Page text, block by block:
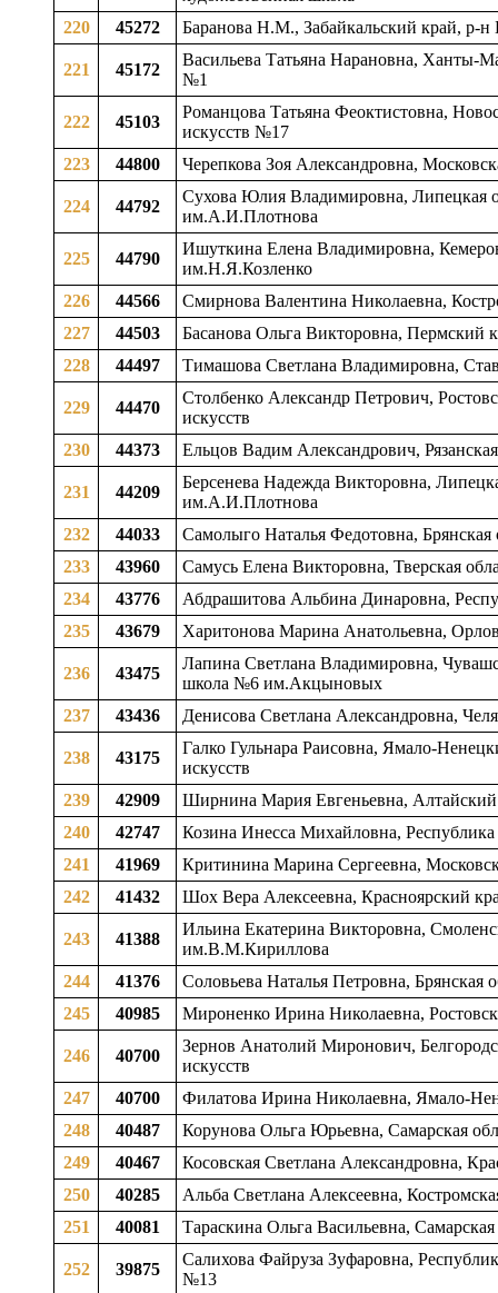
220
45272 Баранова Н.М., Забайкальский край, р-н
221 45172
Васильева Татьяна Нарановна, Ханты-
№1
222 45103
Романцова Татьяна Феоктистовна,
искусств №17
223
44800 Черепкова Зоя Александровна,
224 44792
Сухова Юлия Владимировна, Липецкая
им.А.И.Плотнова
225 44790
Ишуткина Елена Владимировна,
им.Н.Я.Козленко
226
44566
Смирнова Валентина Николаевна,
227
44503
Басанова Ольга Викторовна, Пермский
228
44497 Тимашова Светлана Владимировна,
229 44470
Столбенко Александр Петрович,
искусств
230
44373 Ельцов Вадим Александрович,
231 44209
Берсенева Надежда Викторовна,
им.А.И.Плотнова
232
44033
Самолыго Наталья Федотовна,
233
43960
Самусь Елена Викторовна, Тверская
234
43776
Абдрашитова Альбина Динаровна,
235
43679 Харитонова Марина Анатольевна,
236 43475
Лапина Светлана Владимировна,
школа №6 им.Акцыновых
237
43436 Денисова Светлана Александровна,
238 43175
Галко Гульнара Раисовна, Ямало-
искусств
239
42909
Ширнина Мария Евгеньевна, Алтайский
240
42747
Козина Инесса Михайловна,
241
41969
Критинина Марина Сергеевна,
242
41432 Шох Вера Алексеевна, Красноярский
243 41388
Ильина Екатерина Викторовна,
им.В.М.Кириллова
244
41376
Соловьева Наталья Петровна, Брянская
245
40985 Мироненко Ирина Николаевна,
246 40700
Зернов Анатолий Миронович,
искусств
247
40700
Филатова Ирина Николаевна, Ямало-
248
40487
Корунова Ольга Юрьевна, Самарская
249
40467
Косовская Светлана Александровна,
250
40285
Альба Светлана Алексеевна,
251
40081 Тараскина Ольга Васильевна,
252 39875
Салихова Файруза Зуфаровна,
№13